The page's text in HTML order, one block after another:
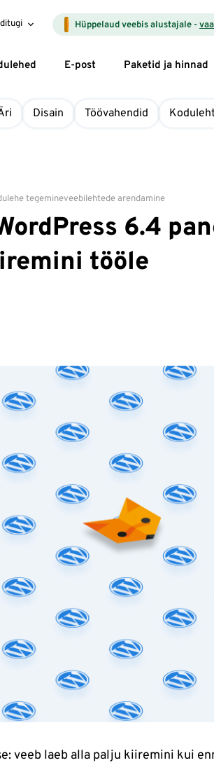
Hüppelaud veebis alustajale -
E-post Paketid ja hinnad
Disain Töövahendid
tegemineveebilehtede arendamine
6.4
tööle
veeb laeb alla palju kiiremini kui